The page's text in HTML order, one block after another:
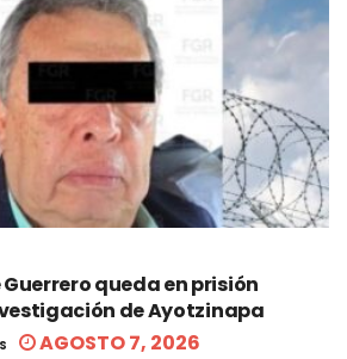
queda en prisión
de Ayotzinapa
AGOSTO 7, 2026